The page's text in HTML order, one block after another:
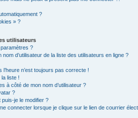
?
» ?
utilisateurs
?
d’utilisateur de la liste des utilisateurs en ligne ?
l’heure n’est toujours pas correcte !
la liste !
à côté de mon nom d’utilisateur ?
?
je le modifier ?
connecter lorsque je clique sur le lien de courrier